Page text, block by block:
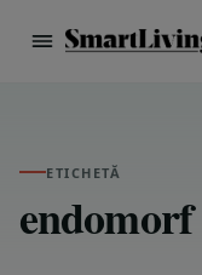
ETICHETĂ
endomorf